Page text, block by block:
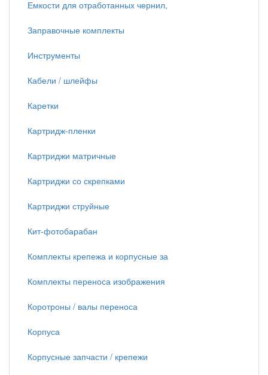
Емкости для отработанных чернил,
Заправочные комплекты
Инструменты
Кабели / шлейфы
Каретки
Картридж-пленки
Картриджи матричные
Картриджи со скрепками
Картриджи струйные
Кит-фотобарабан
Комплекты крепежа и корпусные за
Комплекты переноса изображения
Коротроны / валы переноса
Корпуса
Корпусные запчасти / крепежи